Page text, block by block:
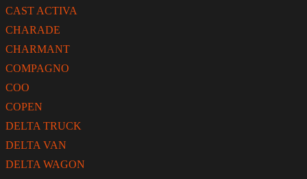
CAST ACTIVA
CHARADE
CHARMANT
COMPAGNO
COO
COPEN
DELTA TRUCK
DELTA VAN
DELTA WAGON